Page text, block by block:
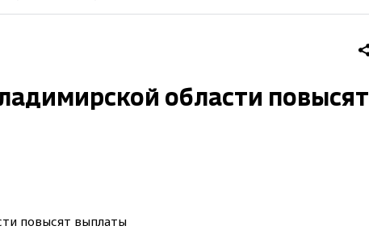
области повысят